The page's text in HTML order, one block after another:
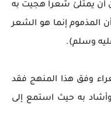
أن يمتلئ شعرا هجيت به
المذموم إنما هو الشعر
وسلم).
وفق هذا المنهج فقد
به حيث استمع إلى